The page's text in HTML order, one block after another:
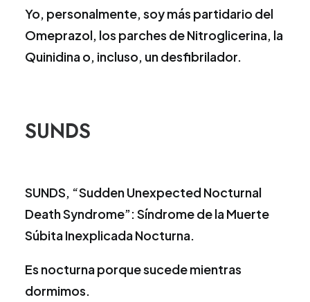
Yo, personalmente, soy más partidario del
Omeprazol, los parches de Nitroglicerina, la
Quinidina o, incluso, un desfibrilador.
SUNDS
SUNDS, “Sudden Unexpected Nocturnal
Death Syndrome”: Síndrome de la Muerte
Súbita Inexplicada Nocturna.
Es nocturna porque sucede mientras
dormimos.